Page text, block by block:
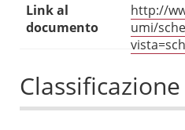
Link al
documento
http://
umi/
Classificazione